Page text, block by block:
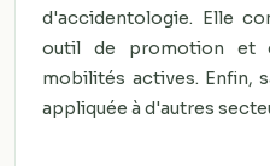
d'accidentologie. Elle
outil de promotion et
mobilités actives. Enfin,
appliquée à d'autres